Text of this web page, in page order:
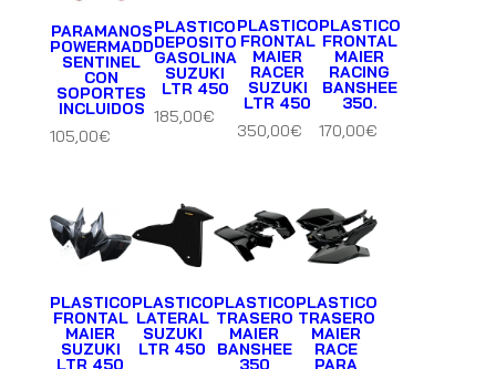
PARAMANOS
POWERMADD
SENTINEL
CON
SOPORTES
INCLUIDOS
105,00€
PLASTICO
DEPOSITO
GASOLINA
SUZUKI
LTR 450
185,00€
PLASTICO
FRONTAL
MAIER
RACER
SUZUKI
LTR 450
350,00€
PLASTICO
FRONTAL
MAIER
RACING
BANSHEE
350.
170,00€
PLASTICO
FRONTAL
MAIER
SUZUKI
LTR 450
PLASTICO
LATERAL
SUZUKI
LTR 450
PLASTICO
TRASERO
MAIER
BANSHEE
350
PLASTICO
TRASERO
MAIER
RACE
PARA